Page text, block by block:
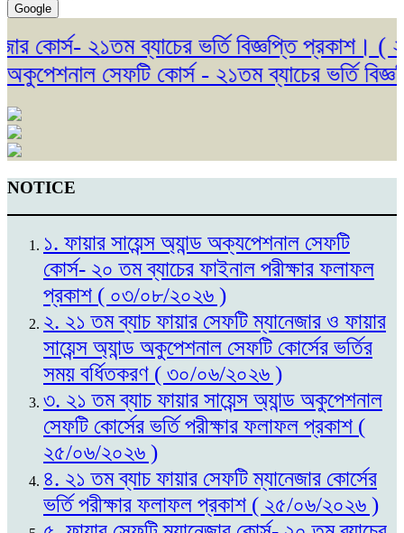
Google
কোর্স- ২১তম ব্যাচের ভর্তি বিজ্ঞপ্তি প্রকাশ। (
সেফটি কোর্স - ২১তম ব্যাচের ভর্তি
NOTICE
১. ফায়ার সায়েন্স অ্যান্ড অক্যপেশনাল সেফটি
কোর্স- ২০ তম ব্যাচের ফাইনাল পরীক্ষার ফলাফল
প্রকাশ ( ০৩/০৮/২০২৬ )
২. ২১ তম ব্যাচ ফায়ার সেফটি ম্যানেজার ও ফায়ার
সায়েন্স অ্যান্ড অকুপেশনাল সেফটি কোর্সের ভর্তির
সময় বর্ধিতকরণ ( ৩০/০৬/২০২৬ )
৩. ২১ তম ব্যাচ ফায়ার সায়েন্স অ্যান্ড অকুপেশনাল
সেফটি কোর্সের ভর্তি পরীক্ষার ফলাফল প্রকাশ (
২৫/০৬/২০২৬ )
৪. ২১ তম ব্যাচ ফায়ার সেফটি ম্যানেজার কোর্সের
ভর্তি পরীক্ষার ফলাফল প্রকাশ ( ২৫/০৬/২০২৬ )